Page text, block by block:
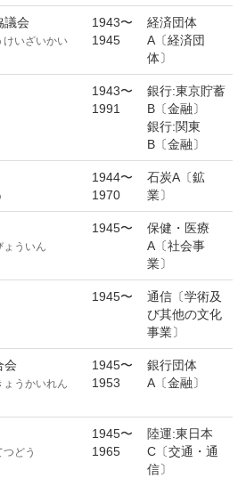
議会
けいざいかい
1943〜
1945
経済団体
A〔経済団
体〕
1943〜
1991
銀行:東京貯蓄
B〔金融〕
銀行:関東
B〔金融〕
1944〜
1970
石炭A〔鉱
業〕
ょういん
1945〜
保健・医療
A〔社会事
業〕
1945〜
通信〔学術及
び其他の文化
事業〕
会
うかいれん
1945〜
1953
銀行団体
A〔金融〕
どう
1945〜
1965
陸運:東日本
C〔交通・通
信〕